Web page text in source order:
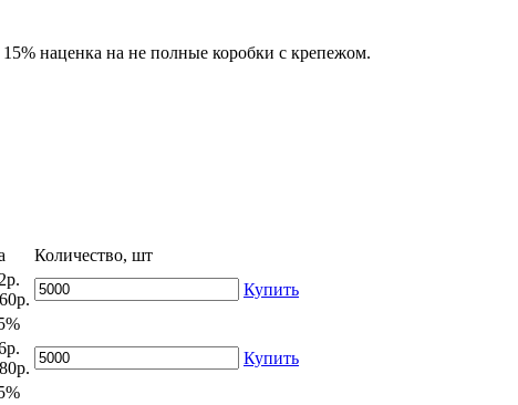
наценка на не полные коробки с крепежом.
Количество, шт
Купить
Купить